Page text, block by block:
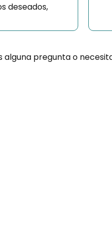
deseados,
pregunta o